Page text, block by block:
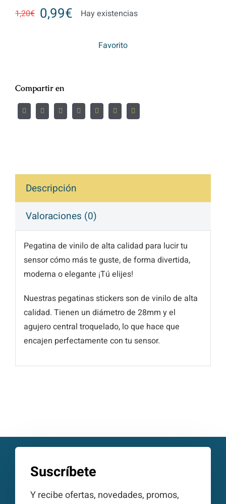
1,20€ 0,99€ Hay existencias
Favorito
Compartir en
Descripción
Valoraciones (0)
Pegatina de vinilo de alta calidad para lucir tu
sensor cómo más te guste, de forma divertida,
moderna o elegante ¡Tú elijes!
Nuestras pegatinas stickers son de vinilo de alta
calidad. Tienen un diámetro de 28mm y el
agujero central troquelado, lo que hace que
encajen perfectamente con tu sensor.
Suscríbete
Y recibe ofertas, novedades, promos,